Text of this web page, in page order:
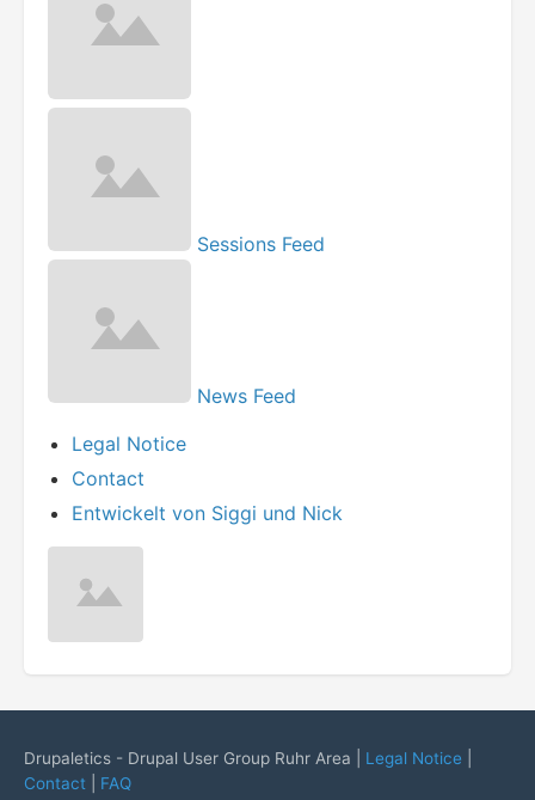
Sessions Feed
News Feed
Legal Notice
Contact
Entwickelt von Siggi und Nick
Drupaletics - Drupal User Group Ruhr Area | Legal Notice
Contact
FAQ